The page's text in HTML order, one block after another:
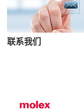
联系我们